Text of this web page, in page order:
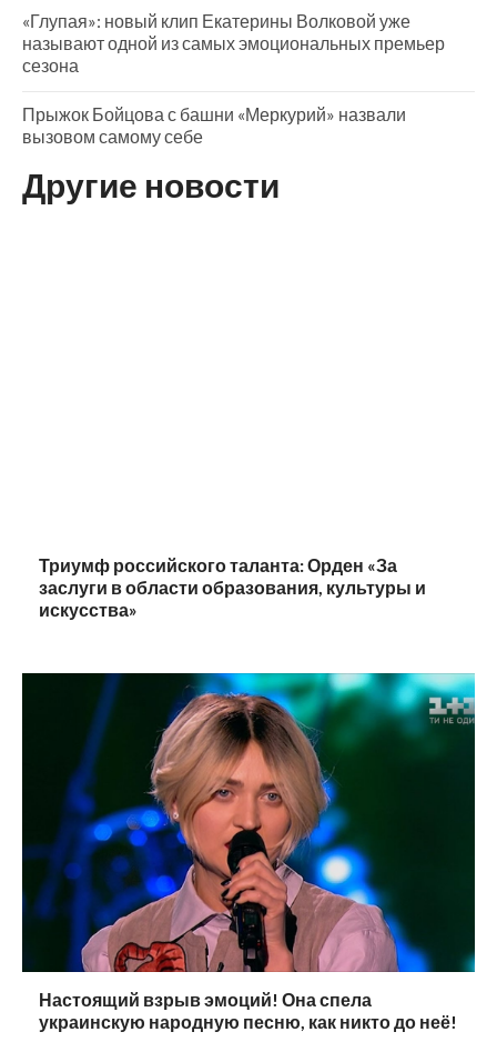
«Глупая»: новый клип Екатерины Волковой уже
называют одной из самых эмоциональных премьер
сезона
Прыжок Бойцова с башни «Меркурий» назвали
вызовом самому себе
Другие новости
Триумф российского таланта: Орден «За
заслуги в области образования, культуры и
искусства»
Настоящий взрыв эмоций! Она спела
украинскую народную песню, как никто до неё!